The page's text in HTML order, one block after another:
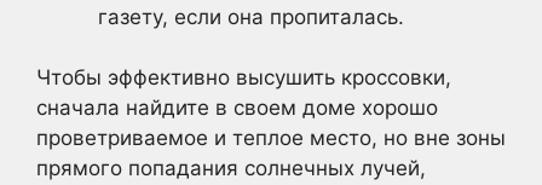
газету, если она пропиталась.
Чтобы эффективно высушить кроссовки,
сначала найдите в своем доме хорошо
проветриваемое и теплое место, но вне зоны
прямого попадания солнечных лучей,